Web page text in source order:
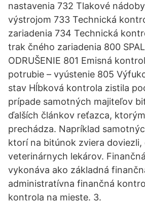
nastavenia 732 Tlakové
výstrojom 733 Technická
zariadenia 734 Technická
trak čného zariadenia 800
ODRUŠENIE 801 Emisná
potrubie – vyústenie 805
stav Hĺbková kontrola zistila
prípade samotných majiteľov
ďalších článkov reťazca,
prechádza. Napríklad
ktorí na bitúnok zviera doviezli,
veterinárnych lekárov.
vykonáva ako základná
administratívna finančná
kontrola na mieste. 3.